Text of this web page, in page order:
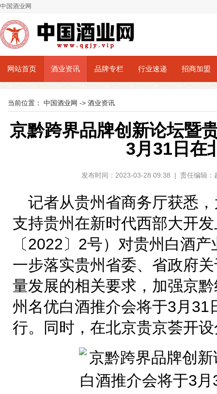
中国酒业网
网站首页 酒业资讯 品牌专栏 行业速递 招商加盟
当前位置： 中国酒业网 -> 酒业资讯
京黔跨界品牌创新论坛暨
3月31日在
发布时间：2023-03-28 09:38 | 责任编辑
记者从贵州省商务厅获悉
支持贵州在新时代西部大开
〔2022〕2号）对贵州白酒
一步落实贵州省委、省政府
量发展的相关要求，加强京
州名优白酒推介会将于3月31
行。同时，在北京贵京荟开